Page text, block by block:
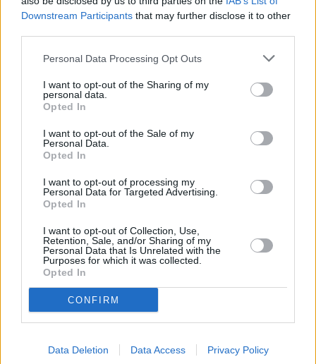
Downstream Participants that may further disclose it to other
Personal Data Processing Opt Outs
I want to opt-out of the Sharing of my
personal data.
Opted In
I want to opt-out of the Sale of my
Personal Data.
Opted In
I want to opt-out of processing my
Personal Data for Targeted Advertising.
Opted In
I want to opt-out of Collection, Use,
Retention, Sale, and/or Sharing of my
Personal Data that Is Unrelated with the
Purposes for which it was collected.
Opted In
CONFIRM
Data Deletion Data Access Privacy Policy
30 grudnia 2013, 11:45
Życzenia na rok 2014
Blogi
29 grudnia 2013, 16:12